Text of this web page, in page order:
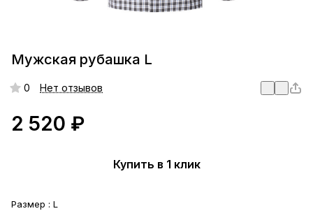
Мужская рубашка L
0 Нет отзывов
2 520 ₽
Купить в 1 клик
Размер : L